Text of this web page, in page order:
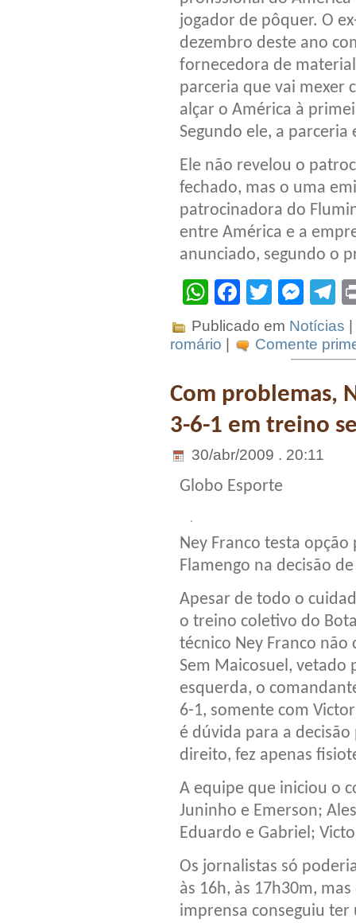
jogador de pôquer. O
dezembro deste ano
fornecedora de
parceria que vai mexer
alçar o América à
Segundo ele, a parceria
Ele não revelou o
fechado, mas o uma
patrocinadora do
entre América e a
anunciado, segundo o
WhatsApp
Facebook
Twitter
Publicado em Notícias
romário
Comente
Com problemas,
3-6-1 em treino
30/abr/2009 . 20:11
Globo Esporte
Ney Franco testa
Flamengo na decisão
Apesar de todo o
o treino coletivo do
técnico Ney Franco
Sem Maicosuel, vetado
esquerda, o
6-1, somente com
é dúvida para a
direito, fez apenas
A equipe que iniciou o
Juninho e Emerson;
Eduardo e Gabriel;
Os jornalistas só
às 16h, às 17h30m,
imprensa conseguiu ter